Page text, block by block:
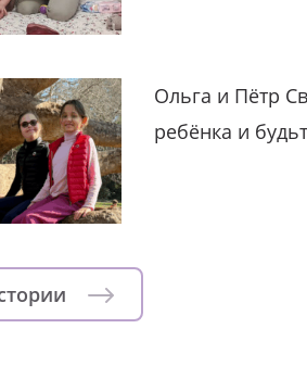
Ольга и Пётр
ребёнка и